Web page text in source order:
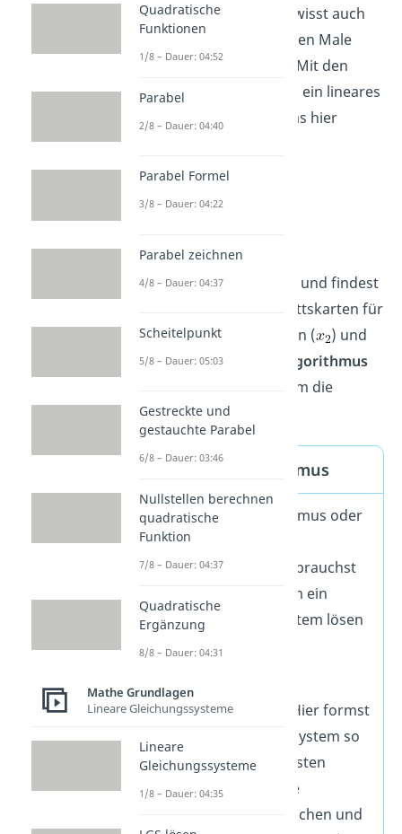
habt ihr75€ bezahlt
Ihr wisst auch
noch, wie viel ihr die beiden Male
zuvor ausgegeben habt. Mit den
Informationen kannst du ein lineares
Gleichungssystem wie das hier
Du kannst daslineare
Gleichungssystem lösen und findest
dann den Preis der Eintrittskarten für
Erwachsene (
), Senioren (
) und
Kinder (
). Der
Gauß-Algorithmus
um die
Lösung zu finden.
Gaußscher Algorithmus
Mit dem Gauß-Algorithmus oder
auch gaußsches
Eliminationsverfahren brauchst
du nur drei Schritte, um ein
lineares Gleichungssystem lösen
zu können:
Zeilenstufenform
Hier formst
du das Gleichungssystem so
um, dass bei der ersten
Gleichung noch alle
Unbekannte auftauchen und
Quadratische
Funktionen
1/8 – Dauer: 04:52
Parabel
2/8 – Dauer: 04:40
Parabel Formel
3/8 – Dauer: 04:22
Parabel zeichnen
4/8 – Dauer: 04:37
Scheitelpunkt
5/8 – Dauer: 05:03
Gestreckte und
gestauchte Parabel
6/8 – Dauer: 03:46
Nullstellen berechnen
quadratische
Funktion
7/8 – Dauer: 04:37
Quadratische
Ergänzung
8/8 – Dauer: 04:31
Mathe Grundlagen
Lineare Gleichungssysteme
Lineare
Gleichungssysteme
1/8 – Dauer: 04:35